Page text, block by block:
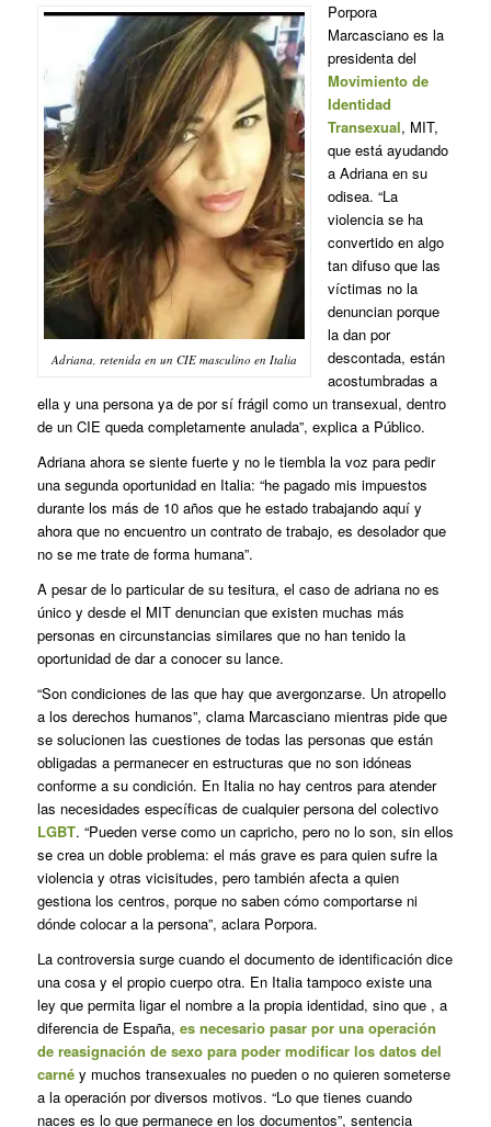
Adriana, retenida en un CIE masculino en Italia
Porpora
Marcasciano es la
presidenta del
Movimiento de
Identidad
Transexual, MIT,
que está ayudando
a Adriana en su
odisea. “La
violencia se ha
convertido en algo
tan difuso que las
víctimas no la
denuncian porque
la dan por
descontada, están
acostumbradas a
ella y una persona ya de por sí frágil como un transexual, dentro
de un CIE queda completamente anulada”, explica a Público.
Adriana ahora se siente fuerte y no le tiembla la voz para pedir
una segunda oportunidad en Italia: “he pagado mis impuestos
durante los más de 10 años que he estado trabajando aquí y
ahora que no encuentro un contrato de trabajo, es desolador que
no se me trate de forma humana”.
A pesar de lo particular de su tesitura, el caso de adriana no es
único y desde el MIT denuncian que existen muchas más
personas en circunstancias similares que no han tenido la
oportunidad de dar a conocer su lance.
“Son condiciones de las que hay que avergonzarse. Un atropello
a los derechos humanos”, clama Marcasciano mientras pide que
se solucionen las cuestiones de todas las personas que están
obligadas a permanecer en estructuras que no son idóneas
conforme a su condición. En Italia no hay centros para atender
las necesidades específicas de cualquier persona del colectivo
LGBT. “Pueden verse como un capricho, pero no lo son, sin ellos
se crea un doble problema: el más grave es para quien sufre la
violencia y otras vicisitudes, pero también afecta a quien
gestiona los centros, porque no saben cómo comportarse ni
dónde colocar a la persona”, aclara Porpora.
La controversia surge cuando el documento de identificación dice
una cosa y el propio cuerpo otra. En Italia tampoco existe una
ley que permita ligar el nombre a la propia identidad, sino que , a
diferencia de España, es necesario pasar por una operación
de reasignación de sexo para poder modificar los datos del
carnéy muchos transexuales no pueden o no quieren someterse
a la operación por diversos motivos. “Lo que tienes cuando
naces es lo que permanece en los documentos”, sentencia